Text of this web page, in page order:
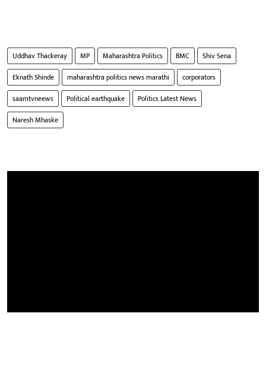
Uddhav Thackeray MP Maharashtra Politics BMC
Shiv Sena
Eknath Shinde
maharashtra politics news marathi
corporators
saamtvneews
Political earthquake
Politics Latest News
Naresh Mhaske